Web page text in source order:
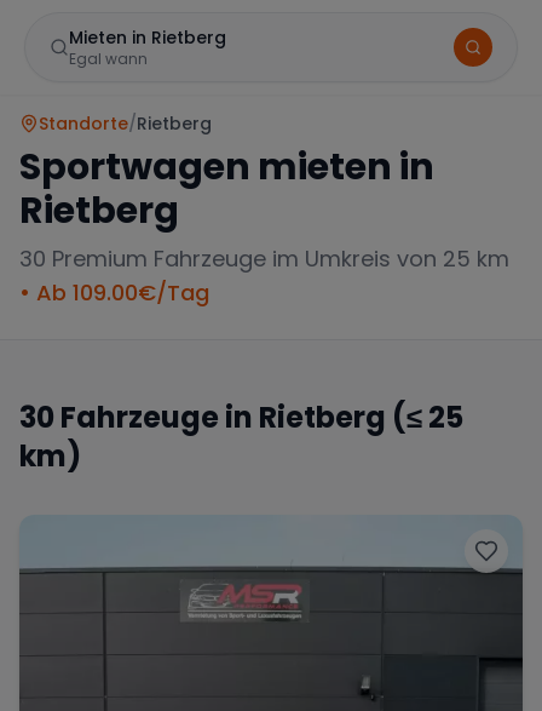
Mieten in Rietberg
Egal wann
Porsche Lamborghini Ferrari
McLaren
Standorte/Rietberg
Sportwagen mieten in
Rietberg
30 Premium Fahrzeuge im Umkreis von 25 km
• Ab 109.00€/Tag
30 Fahrzeuge in Rietberg (≤ 25
km)